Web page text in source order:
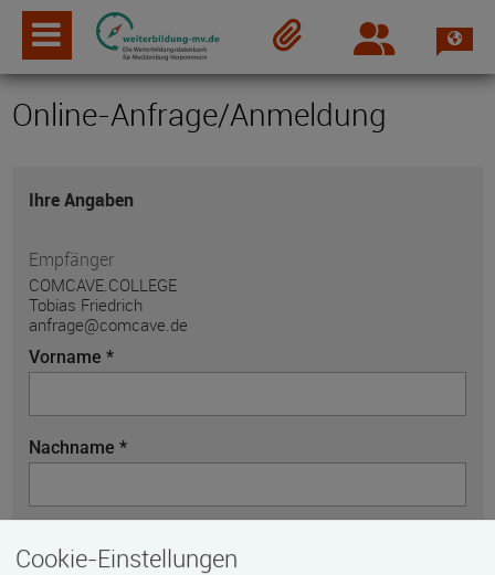
Login
Online-Anfrage/Anmeldung
Ihre Angaben
Empfänger
COMCAVE.COLLEGE
Tobias Friedrich
anfrage@comcave.de
Vorname *
Nachname *
Cookie-Einstellungen